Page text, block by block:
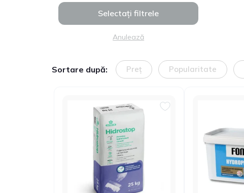
Anulează
Selectați filtrele
Sortare după: Preț Popularitate